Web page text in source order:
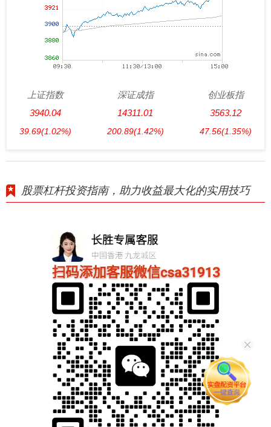
上证指数
3940.04
39.69(1.02%)
深证成指
14311.01
200.89(1.42%)
创业板指
3563.12
47.56(1.35%)
股票杠杆投资指南，助力收益最大化的实用技巧